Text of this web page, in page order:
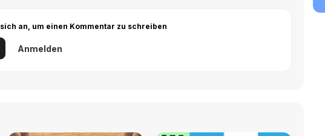
an, um einen Kommentar zu schreiben
Anmelden